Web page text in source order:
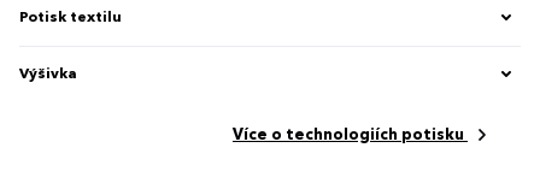
Potisk textilu
Výšivka
Více o technologiích potisku